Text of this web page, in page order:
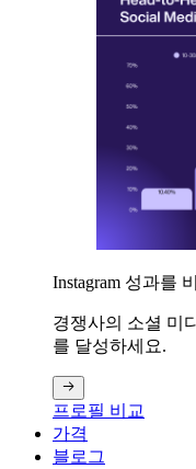
Instagram 성과를
경쟁사의 소셜 미
를 달성하세요.
프로필 비교
가격
블로그